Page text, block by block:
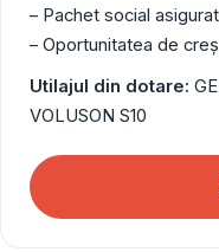
– Pachet social asigurat
– Oportunitatea de
Utilajul din dotare:
VOLUSON S10